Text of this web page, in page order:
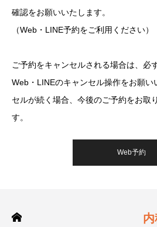
確認をお願いいたします。
（Web・LINE予約をご利用ください）
ご予約をキャンセルされる場合は、必
Web・LINEのキャンセル操作をお願い
セルが続く場合、今後のご予約をお取
す。
Web予約